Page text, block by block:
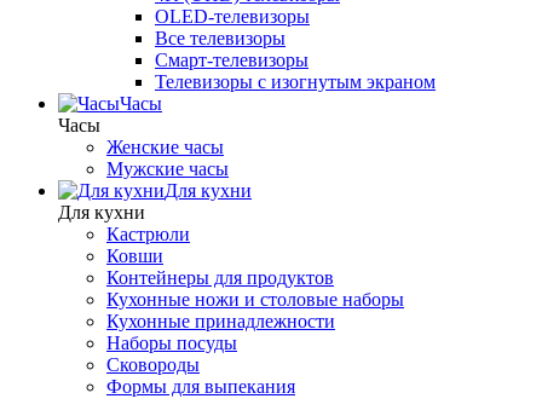
OLED-телевизоры
Все телевизоры
Смарт-телевизоры
Телевизоры с изогнутым экраном
Часы
Часы
Женские часы
Мужские часы
Для кухни
Для кухни
Кастрюли
Ковши
Контейнеры для продуктов
Кухонные ножи и столовые наборы
Кухонные принадлежности
Наборы посуды
Сковороды
Формы для выпекания